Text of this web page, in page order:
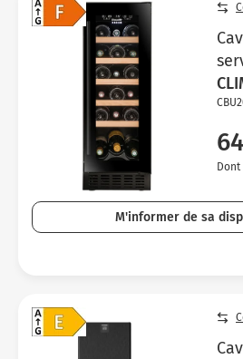
M'informer de sa